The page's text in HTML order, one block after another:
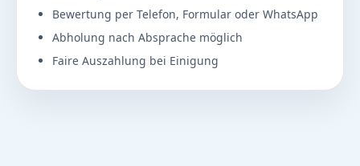
Bewertung per Telefon, Formular oder WhatsApp
Abholung nach Absprache möglich
Faire Auszahlung bei Einigung